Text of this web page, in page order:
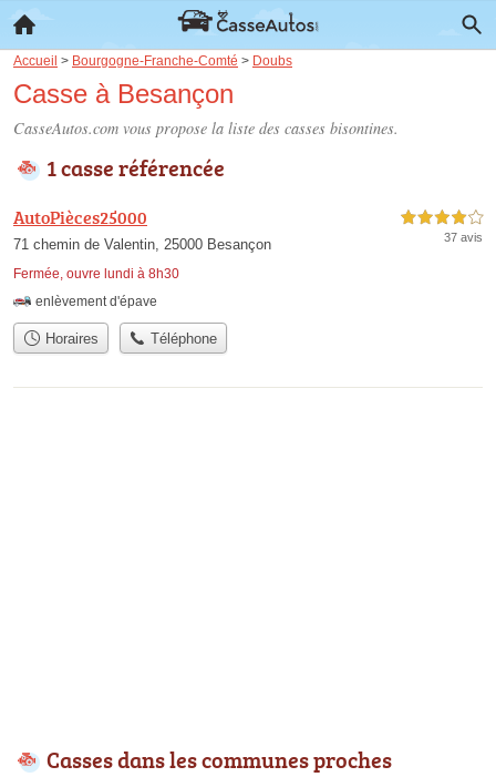
Accueil > Bourgogne-Franche-Comté > Doubs
Casse à Besançon
CasseAutos.com vous propose la liste des casses bisontines.
1 casse référencée
AutoPièces25000
71 chemin de Valentin, 25000 Besançon
Fermée, ouvre lundi à 8h30
4,0 étoiles sur 5
37 avis
enlèvement d'épave
Horaires Téléphone
Casses dans les communes proches